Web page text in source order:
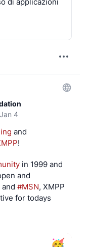
Jan 4
!
in 1999 and
and #MSN, XMPP